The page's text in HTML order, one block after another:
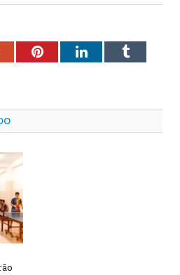
PinterestLinkedInTumblr